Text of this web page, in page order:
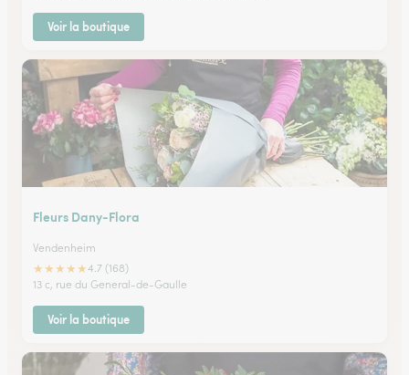
Voir la boutique
Fleurs Dany-Flora
Vendenheim
★★★★★4.7 (168)
13 c, rue du General-de-Gaulle
Voir la boutique